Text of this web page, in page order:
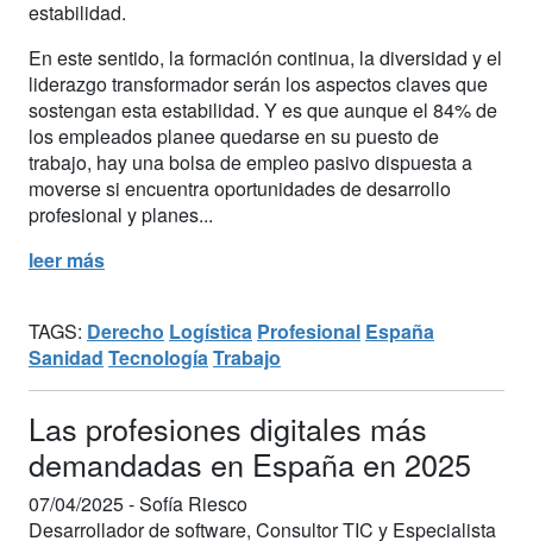
estabilidad.
En este sentido, la formación continua, la diversidad y el
liderazgo transformador serán los aspectos claves que
sostengan esta estabilidad. Y es que aunque el 84% de
los empleados planee quedarse en su puesto de
trabajo, hay una bolsa de empleo pasivo dispuesta a
moverse si encuentra oportunidades de desarrollo
profesional y planes...
leer más
TAGS: Derecho Logística Profesional España
Sanidad Tecnología Trabajo
Las profesiones digitales más
demandadas en España en 2025
07/04/2025 -Sofía Riesco
Desarrollador de software, Consultor TIC y Especialista